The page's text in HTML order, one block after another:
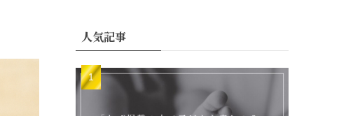
人気記事